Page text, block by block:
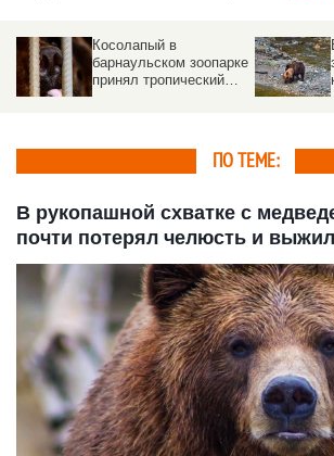
Косолапый в
барнаульском зоопарке
принял тропический
ПО ТЕМЕ:
В рукопашной схватке с
почти потерял челюсть и выжил